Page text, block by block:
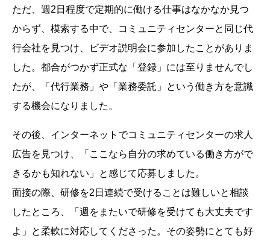
ただ、週2日程度で定期的に働ける仕事はなかなか見つ
からず、模索する中で、コミュニティセンターと同じ代
行会社を見つけ、ビデオ説明会に参加したことがありま
した。都合がつかず正式な「登録」には至りませんでし
たが、「代行業務」や「業務委託」という働き方を意識
する機会になりました。
その後、インターネットでコミュニティセンターの求人
広告を見つけ、「ここなら自分の求めている働き方がで
きるかも知れない」と感じて応募しました。
面接の際、研修を2日連続で受けることは難しいと相談
したところ、「週をまたいで研修を受けても大丈夫です
よ」と柔軟に対応してくださった。その姿勢にとても好